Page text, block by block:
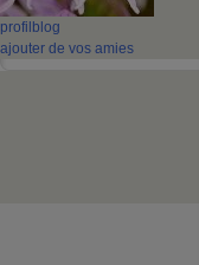
profil blog
ajouter de vos amies